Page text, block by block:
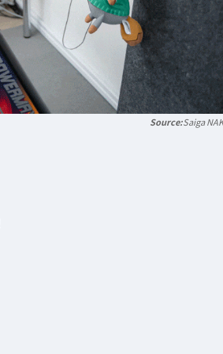
Saiga NAK